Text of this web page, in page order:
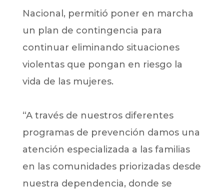
Nacional, permitió poner en marcha
un plan de contingencia para
continuar eliminando situaciones
violentas que pongan en riesgo la
vida de las mujeres.
“A través de nuestros diferentes
programas de prevención damos una
atención especializada a las familias
en las comunidades priorizadas desde
nuestra dependencia, donde se